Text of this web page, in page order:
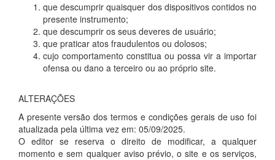
que descumprir quaisquer dos dispositivos contidos no
presente instrumento;
que descumprir os seus deveres de usuário;
que praticar atos fraudulentos ou dolosos;
cujo comportamento constitua ou possa vir a importar
ofensa ou dano a terceiro ou ao próprio site.
ALTERAÇÕES
A presente versão dos termos e condições gerais de uso foi
atualizada pela última vez em: 05/09/2025.
O editor se reserva o direito de modificar, a qualquer
momento e sem qualquer aviso prévio, o site e os serviços,